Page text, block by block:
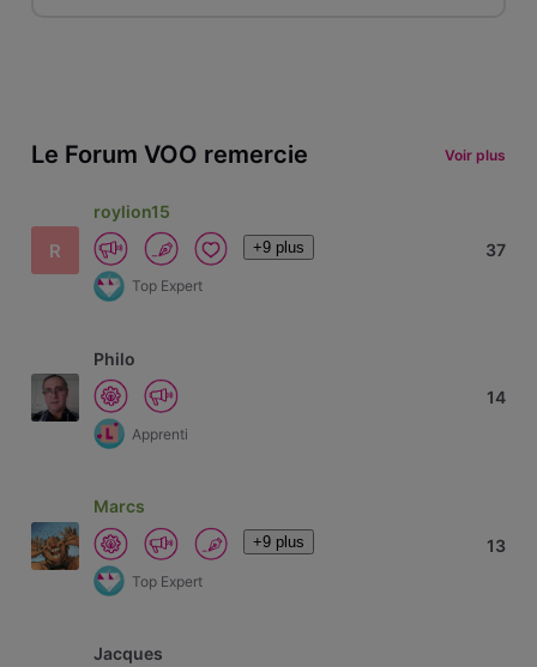
Le Forum VOO remercie Voir plus
R
roylion15
+9 plus
Top Expert
37
Philo
Apprenti
14
Marcs
+9 plus
Top Expert
13
Jacques